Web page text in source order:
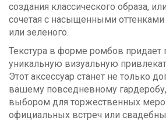
создания классического образа,
сочетая с насыщенными оттенками
или зеленого.
Текстура в форме ромбов придает
уникальную визуальную
Этот аксессуар станет не только
вашему повседневному
выбором для торжественных
официальных встреч или